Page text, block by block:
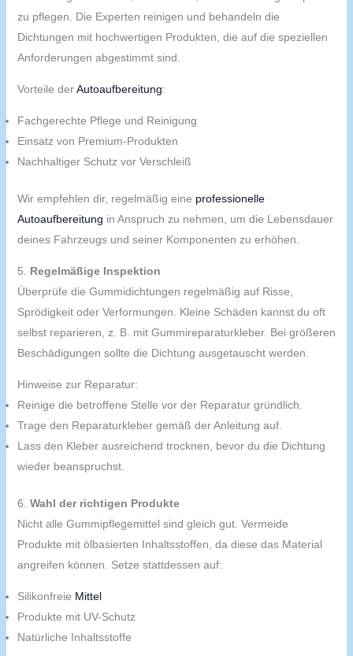
zu pflegen. Die Experten reinigen und behandeln die
Dichtungen mit hochwertigen Produkten, die auf die speziellen
Anforderungen abgestimmt sind.
Vorteile derAutoaufbereitung:
Fachgerechte Pflege und Reinigung
Einsatz von Premium-Produkten
Nachhaltiger Schutz vor Verschleiß
Wir empfehlen dir, regelmäßig eine professionelle
Autoaufbereitung in Anspruch zu nehmen, um die Lebensdauer
deines Fahrzeugs und seiner Komponenten zu erhöhen.
5. Regelmäßige Inspektion
Überprüfe die Gummidichtungen regelmäßig auf Risse,
Sprödigkeit oder Verformungen. Kleine Schäden kannst du oft
selbst reparieren, z. B. mit Gummireparaturkleber. Bei größeren
Beschädigungen sollte die Dichtung ausgetauscht werden.
Hinweise zur Reparatur:
Reinige die betroffene Stelle vor der Reparatur gründlich.
Trage den Reparaturkleber gemäß der Anleitung auf.
Lass den Kleber ausreichend trocknen, bevor du die Dichtung
wieder beanspruchst.
6. Wahl der richtigen Produkte
Nicht alle Gummipflegemittel sind gleich gut. Vermeide
Produkte mit ölbasierten Inhaltsstoffen, da diese das Material
angreifen können. Setze stattdessen auf:
Silikonfreie Mittel
Produkte mit UV-Schutz
Natürliche Inhaltsstoffe